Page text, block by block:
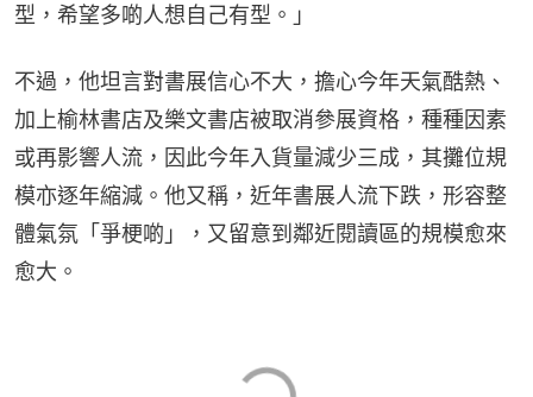
型，希望多啲人想自己有型。」
不過，他坦言對書展信心不大，擔心今年天氣酷熱、
加上榆林書店及樂文書店被取消參展資格，種種因素
或再影響人流，因此今年入貨量減少三成，其攤位規
模亦逐年縮減。他又稱，近年書展人流下跌，形容整
體氣氛「爭梗啲」，又留意到鄰近閱讀區的規模愈來
愈大。